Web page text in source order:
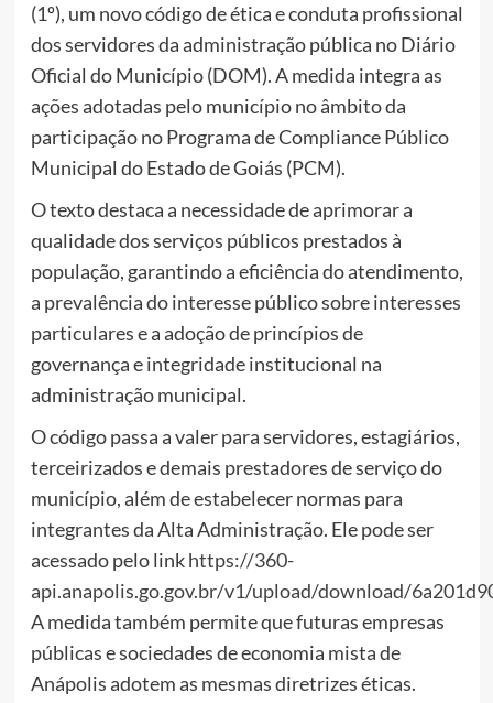
(1º), um novo código de ética e conduta profissional
dos servidores da administração pública no Diário
Oficial do Município (DOM). A medida integra as
ações adotadas pelo município no âmbito da
participação no Programa de Compliance Público
Municipal do Estado de Goiás (PCM).
O texto destaca a necessidade de aprimorar a
qualidade dos serviços públicos prestados à
população, garantindo a eficiência do atendimento,
a prevalência do interesse público sobre interesses
particulares e a adoção de princípios de
governança e integridade institucional na
administração municipal.
O código passa a valer para servidores, estagiários,
terceirizados e demais prestadores de serviço do
município, além de estabelecer normas para
integrantes da Alta Administração. Ele pode ser
acessado pelo linkhttps://360-
api.anapolis.go.gov.br/v1/upload/download/
A medida também permite que futuras empresas
públicas e sociedades de economia mista de
Anápolis adotem as mesmas diretrizes éticas.